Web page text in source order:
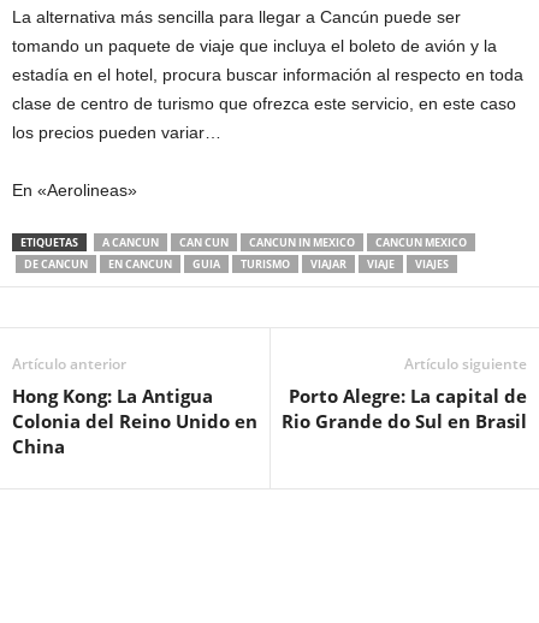
La alternativa más sencilla para llegar a Cancún puede ser
tomando un paquete de viaje que incluya el boleto de avión y la
estadía en el hotel, procura buscar información al respecto en toda
clase de centro de turismo que ofrezca este servicio, en este caso
los precios pueden variar…
En «Aerolineas»
ETIQUETAS A CANCUN CAN CUN CANCUN IN MEXICO
CANCUN MEXICO
DE CANCUN
EN CANCUN GUIA TURISMO VIAJAR VIAJE VIAJES
Artículo anterior
Hong Kong: La Antigua
Colonia del Reino Unido en
China
Artículo siguiente
Porto Alegre: La capital de
Rio Grande do Sul en Brasil